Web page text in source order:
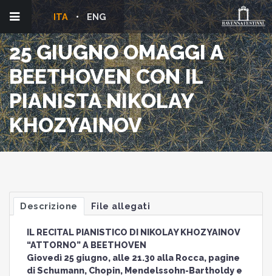
ENG
ITA
25 GIUGNO OMAGGI A
BEETHOVEN CON IL
PIANISTA NIKOLAY
KHOZYAINOV
Descrizione File allegati
IL RECITAL PIANISTICO DI NIKOLAY KHOZYAINOV
“ATTORNO” A BEETHOVEN
Giovedì 25 giugno, alle 21.30 alla Rocca, pagine
di Schumann, Chopin, Mendelssohn-Bartholdy e